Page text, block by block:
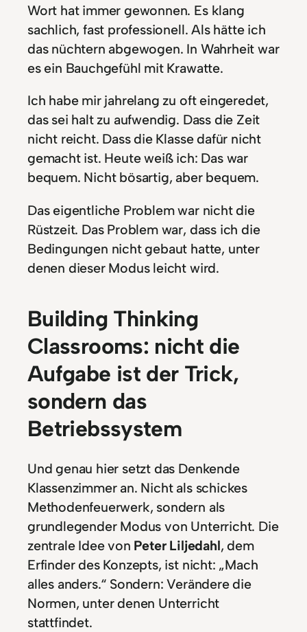
Wort hat immer gewonnen. Es klang
sachlich, fast professionell. Als hätte ich
das nüchtern abgewogen. In Wahrheit war
es ein Bauchgefühl mit Krawatte.
Ich habe mir jahrelang zu oft eingeredet,
das sei halt zu aufwendig. Dass die Zeit
nicht reicht. Dass die Klasse dafür nicht
gemacht ist. Heute weiß ich: Das war
bequem. Nicht bösartig, aber bequem.
Das eigentliche Problem war nicht die
Rüstzeit. Das Problem war, dass ich die
Bedingungen nicht gebaut hatte, unter
denen dieser Modus leicht wird.
Building Thinking
Classrooms: nicht die
Aufgabe ist der Trick,
sondern das
Betriebssystem
Und genau hier setzt das Denkende
Klassenzimmer an. Nicht als schickes
Methodenfeuerwerk, sondern als
grundlegender Modus von Unterricht. Die
zentrale Idee von Peter Liljedahl, dem
Erfinder des Konzepts, ist nicht: „Mach
alles anders.“ Sondern: Verändere die
Normen, unter denen Unterricht
stattfindet.